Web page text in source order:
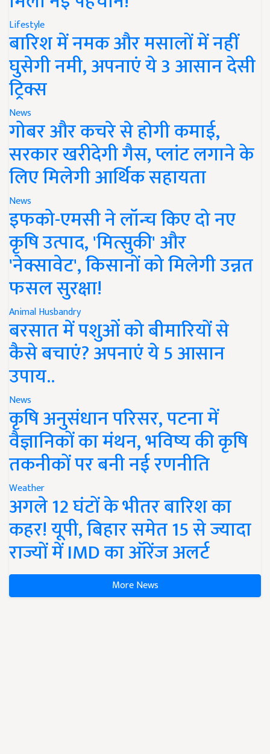
Lifestyle
बारिश में नमक और मसालों में नहीं
घुसेगी नमी, अपनाएं ये 3 आसान देसी
ट्रिक्स
News
गोबर और कचरे से होगी कमाई,
सरकार खरीदेगी गैस, प्लांट लगाने के
लिए मिलेगी आर्थिक सहायता
News
इफको-एमसी ने लॉन्च किए दो नए
कृषि उत्पाद, 'मित्सुकी' और
'नेक्सावेट', किसानों को मिलेगी उन्नत
फसल सुरक्षा!
Animal Husbandry
बरसात में पशुओं को बीमारियों से
कैसे बचाएं? अपनाएं ये 5 आसान
उपाय..
News
कृषि अनुसंधान परिसर, पटना में
वैज्ञानिकों का मंथन, भविष्य की कृषि
तकनीकों पर बनी नई रणनीति
Weather
अगले 12 घंटों के भीतर बारिश का
कहर! यूपी, बिहार समेत 15 से ज्यादा
राज्यों में IMD का ऑरेंज अलर्ट
More News